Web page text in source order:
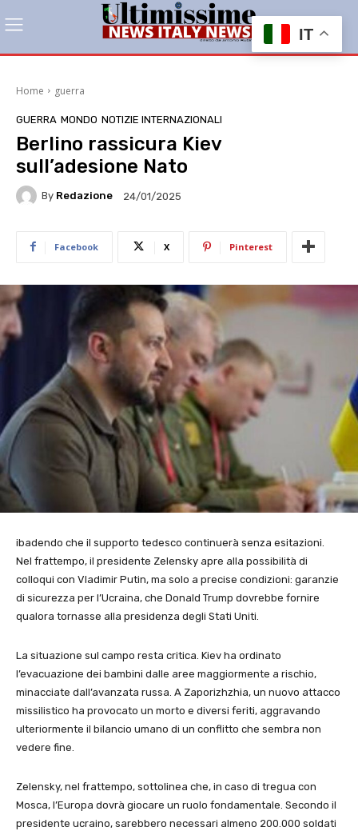
Home guerra
GUERRA MONDO NOTIZIE INTERNAZIONALI
Berlino rassicura Kiev
sull’adesione Nato
By Redazione 24/01/2025
Facebook X Pinterest
ibadendo che il supporto tedesco continuerà senza esitazioni.
Nel frattempo, il presidente Zelensky apre alla possibilità di
colloqui con Vladimir Putin, ma solo a precise condizioni: garanzie
di sicurezza per l’Ucraina, che Donald Trump dovrebbe fornire
qualora tornasse alla presidenza degli Stati Uniti.
La situazione sul campo resta critica. Kiev ha ordinato
l’evacuazione dei bambini dalle aree maggiormente a rischio,
minacciate dall’avanzata russa. A Zaporizhzhia, un nuovo attacco
missilistico ha provocato un morto e diversi feriti, aggravando
ulteriormente il bilancio umano di un conflitto che sembra non
vedere fine.
Zelensky, nel frattempo, sottolinea che, in caso di tregua con
Mosca, l’Europa dovrà giocare un ruolo fondamentale. Secondo il
presidente ucraino, sarebbero necessari almeno 200.000 soldati
IT